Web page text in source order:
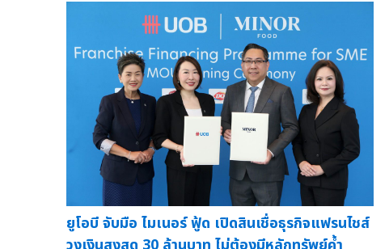
ยูโอบี จับมือ ไมเนอร์ ฟู้ด เปิดสินเชื่อธุรกิจแฟรนไชส์